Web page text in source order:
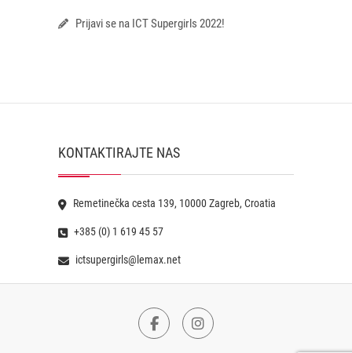
Prijavi se na ICT Supergirls 2022!
KONTAKTIRAJTE NAS
Remetinečka cesta 139, 10000 Zagreb, Croatia
+385 (0) 1 619 45 57
ictsupergirls@lemax.net
FacebookInstagram